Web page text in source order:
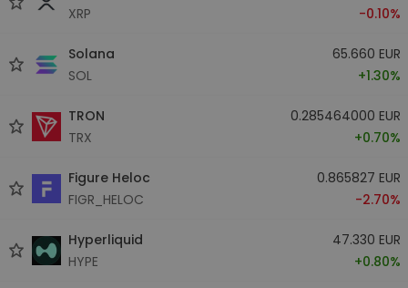
XRP
-0.10%
Solana
SOL
65.660 EUR
+1.30%
TRON
TRX
0.285464000 EUR
+0.70%
Figure Heloc
FIGR_HELOC
0.865827 EUR
-2.70%
Hyperliquid
HYPE
47.330 EUR
+0.80%